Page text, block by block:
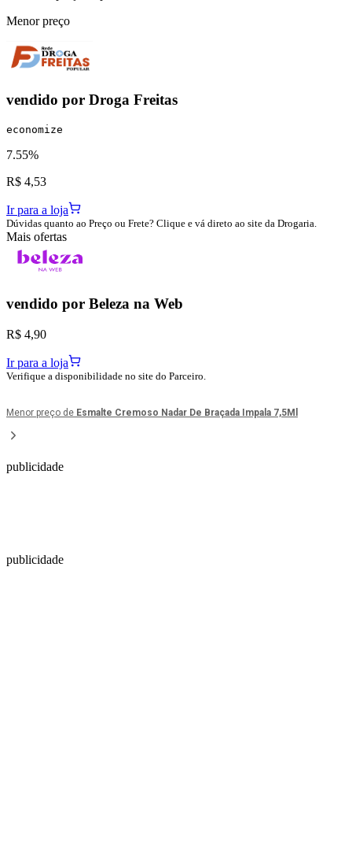
Menor preço
vendido por Droga Freitas
economize
7.55%
R$ 4,53
Ir para a loja
Dúvidas quanto ao Preço ou Frete? Clique e vá direto ao site da Drogaria.
Mais ofertas
vendido por Beleza na Web
R$ 4,90
Ir para a loja
Verifique a disponibilidade no site do Parceiro.
Menor preço de Esmalte Cremoso Nadar De Braçada Impala 7,5Ml
publicidade
publicidade